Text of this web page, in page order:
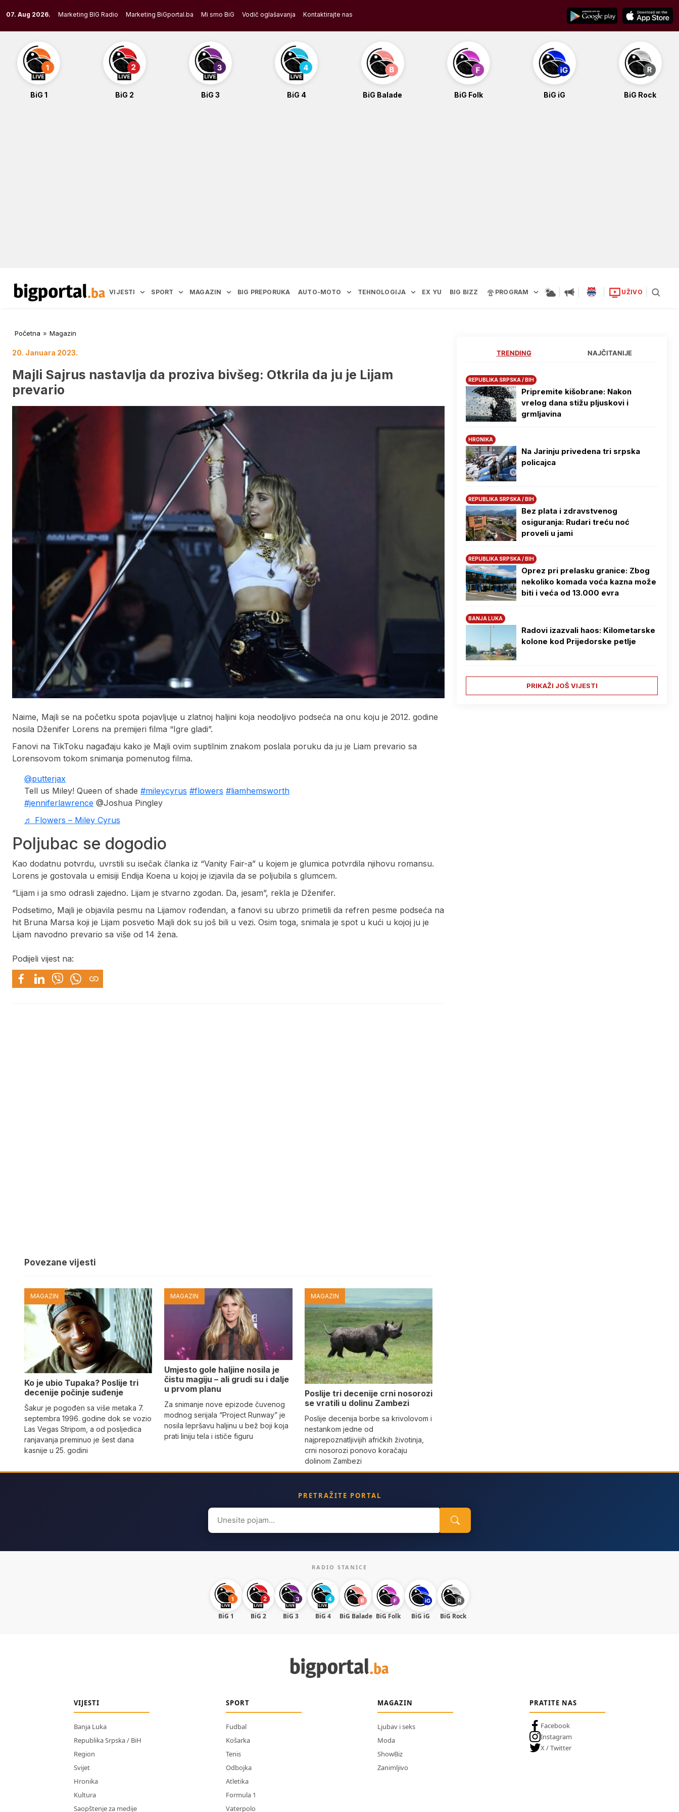
to
content
07. Aug 2026. Marketing BIG Radio Marketing BiGportal.ba Mi smo BiG Vodič oglašavanja Kontaktirajte nas
BiG 1 BiG 2 BiG 3 BiG 4 BiG Balade BiG Folk BiG iG BiG Rock
VIJESTI SPORT MAGAZIN BIG PREPORUKA AUTO-MOTO TEHNOLOGIJA EX YU BIG BIZZ PROGRAM UŽIVO
Početna » Magazin
20. Januara 2023.
Majli Sajrus nastavlja da proziva bivšeg: Otkrila da ju je Lijam
prevario
Naime, Majli se na početku spota pojavljuje u zlatnoj haljini koja neodoljivo podseća na onu koju je 2012. godine
nosila Dženifer Lorens na premijeri filma “Igre gladi”.
Fanovi na TikToku nagađaju kako je Majli ovim suptilnim znakom poslala poruku da ju je Liam prevario sa
Lorensovom tokom snimanja pomenutog filma.
@putterjax
Tell us Miley! Queen of shade #mileycyrus #flowers #liamhemsworth
#jenniferlawrence @Joshua Pingley
♬ Flowers – Miley Cyrus
Poljubac se dogodio
Kao dodatnu potvrdu, uvrstili su isečak članka iz “Vanity Fair-a” u kojem je glumica potvrdila njihovu romansu.
Lorens je gostovala u emisiji Endija Koena u kojoj je izjavila da se poljubila s glumcem.
“Lijam i ja smo odrasli zajedno. Lijam je stvarno zgodan. Da, jesam”, rekla je Dženifer.
Podsetimo, Majli je objavila pesmu na Lijamov rođendan, a fanovi su ubrzo primetili da refren pesme podseća na
hit Bruna Marsa koji je Lijam posvetio Majli dok su još bili u vezi. Osim toga, snimala je spot u kući u kojoj ju je
Lijam navodno prevario sa više od 14 žena.
Podijeli vijest na:
Povezane vijesti
MAGAZIN
Ko je ubio Tupaka? Poslije tri
decenije počinje suđenje
Šakur je pogođen sa više metaka 7.
septembra 1996. godine dok se vozio
Las Vegas Stripom, a od posljedica
ranjavanja preminuo je šest dana
kasnije u 25. godini
MAGAZIN
Umjesto gole haljine nosila je
čistu magiju – ali grudi su i dalje
u prvom planu
Za snimanje nove epizode čuvenog
modnog serijala “Project Runway” je
nosila lepršavu haljinu u bež boji koja
prati liniju tela i ističe figuru
MAGAZIN
Poslije tri decenije crni nosorozi
se vratili u dolinu Zambezi
Poslije decenija borbe sa krivolovom i
nestankom jedne od
najprepoznatljivijih afričkih životinja,
crni nosorozi ponovo koračaju
dolinom Zambezi
TRENDING NAJČITANIJE
REPUBLIKA SRPSKA / BIH
Pripremite kišobrane: Nakon
vrelog dana stižu pljuskovi i
grmljavina
HRONIKA
Na Јarinju privedena tri srpska
policajca
REPUBLIKA SRPSKA / BIH
Bez plata i zdravstvenog
osiguranja: Rudari treću noć
proveli u jami
REPUBLIKA SRPSKA / BIH
Oprez pri prelasku granice: Zbog
nekoliko komada voća kazna može
biti i veća od 13.000 evra
BANJA LUKA
Radovi izazvali haos: Kilometarske
kolone kod Prijedorske petlje
PRIKAŽI JOŠ VIJESTI
PRETRAŽITE PORTAL
Search
for:
RADIO STANICE
BiG 1 BiG 2 BiG 3 BiG 4 BiG Balade BiG Folk BiG iG BiG Rock
VIJESTI
Banja Luka
Republika Srpska / BiH
Region
Svijet
Hronika
Kultura
Saopštenje za medije
SPORT
Fudbal
Košarka
Tenis
Odbojka
Atletika
Formula 1
Vaterpolo
MAGAZIN
Ljubav i seks
Moda
ShowBiz
Zanimljivo
PRATITE NAS
Facebook
Instagram
X / Twitter